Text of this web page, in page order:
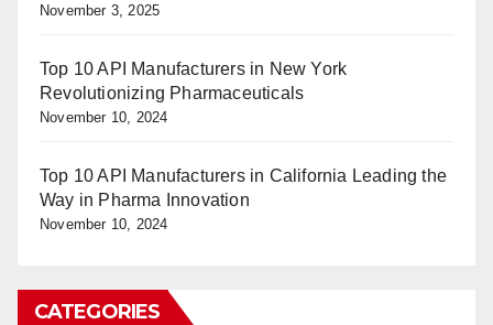
November 3, 2025
Top 10 API Manufacturers in New York
Revolutionizing Pharmaceuticals
November 10, 2024
Top 10 API Manufacturers in California Leading the
Way in Pharma Innovation
November 10, 2024
CATEGORIES